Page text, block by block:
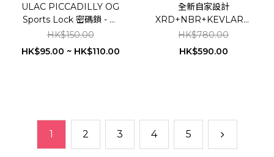
ULAC PICCADILLY OG
Sports Lock 密碼鎖 - 僅
重86g
HK$150.00
HK$95.00 ~ HK$110.00
全新自家設計
XRD+NBR+KEVLAR滑
雪防摔褲
HK$780.00
HK$590.00
1 2 3 4 5